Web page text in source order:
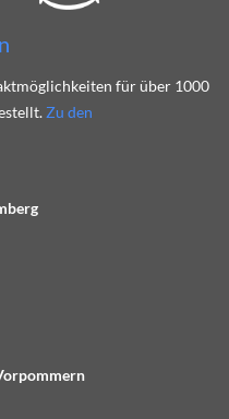
für über 1000
Zu den